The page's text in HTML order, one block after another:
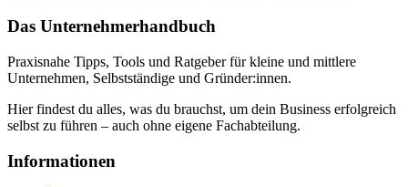
Das Unternehmerhandbuch
Praxisnahe Tipps, Tools und Ratgeber für kleine und mittlere
Unternehmen, Selbstständige und Gründer:innen.
Hier findest du alles, was du brauchst, um dein Business erfolgreich
selbst zu führen – auch ohne eigene Fachabteilung.
Informationen